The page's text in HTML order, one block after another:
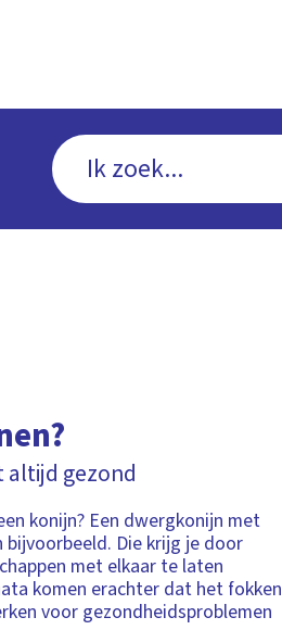
altijd gezond
konijn? Een dwergkonijn met
Die krijg je door
met elkaar te laten
komen erachter dat het fokken
voor gezondheidsproblemen